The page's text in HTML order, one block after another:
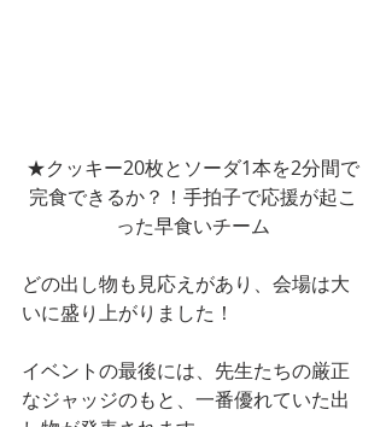
★クッキー20枚とソーダ1本を2分間で
完食できるか？！手拍子で応援が起こ
った早食いチーム
どの出し物も見応えがあり、会場は大
いに盛り上がりました！
イベントの最後には、先生たちの厳正
なジャッジのもと、一番優れていた出